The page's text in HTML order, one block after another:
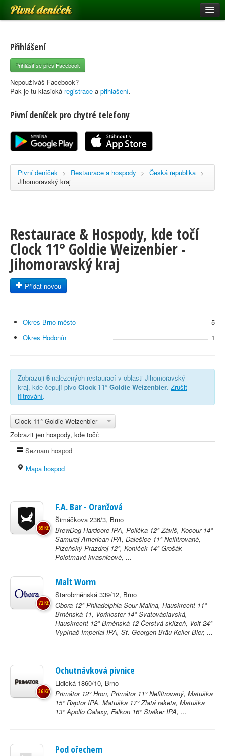
Pivní deníček
Pivní mapa
Pivní značky
Nápověda
Registrace
Přihlášení
Přihlásit se přes Facebook
Nepoužíváš Facebook?
Pak je tu klasická registrace a přihlašení.
Pivní deníček pro chytré telefony
Pivní deníček > Restaurace a hospody > Česká republika >
Jihomoravský kraj
Restaurace & Hospody, kde točí
Clock 11° Goldie Weizenbier -
Jihomoravský kraj
Přidat novou
Okres Brno-město
5
Okres Hodonín
1
Zobrazuji 6 nalezených restaurací v oblasti Jihomoravský
kraj, kde čepují pivo Clock 11° Goldie Weizenbier. Zrušit
filtrování.
Clock 11° Goldie Weizenbier
Zobrazit jen hospody, kde točí:
Seznam hospod
Mapa hospod
F.A. Bar - Oranžová
Šimáčkova 236/3, Brno
BrewDog Hardcore IPA, Polička 12° Záviš, Kocour 14°
Samuraj American IPA, Dalešice 11° Nefiltrované,
Plzeňský Prazdroj 12°, Koníček 14° Grošák
Polotmavé kvasnicové, ...
69 Kč
Malt Worm
Starobrněnská 339/12, Brno
Obora 12° Philadelphia Sour Malina, Hauskrecht 11°
Brněnská 11, Vorkloster 14° Svatováclavská,
Hauskrecht 12° Brněnská 12 Čerstvá sklizeň, Volt 24°
Vypínač Imperial IPA, St. Georgen Bräu Keller Bier, ...
72 Kč
Ochutnávková pivnice
Lidická 1860/10, Brno
Primátor 12° Hron, Primátor 11° Nefiltrovaný, Matuška
15° Raptor IPA, Matuška 17° Zlatá raketa, Matuška
13° Apollo Galaxy, Falkon 16° Stalker IPA, ...
36 Kč
Pod ořechem